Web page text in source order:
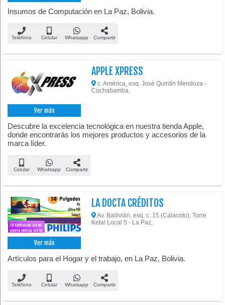
Insumos de Computación en La Paz, Bolivia.
Teléfono Celular Whatsapp Compartir
Ver más
APPLE XPRESS
c. América, esq. José Quintín Mendoza -
Cochabamba,
Descubre la excelencia tecnológica en nuestra tienda Apple,
donde encontrarás los mejores productos y accesorios de la
marca líder.
Celular Whatsapp Compartir
Ver más
LA DOCTA CRÉDITOS
Av. Ballivián, esq. c. 15 (Calacoto), Torre
Ketal Local 5 - La Paz,
Artículos para el Hogar y el trabajo, en La Paz, Bolivia.
Teléfono Celular Whatsapp Compartir